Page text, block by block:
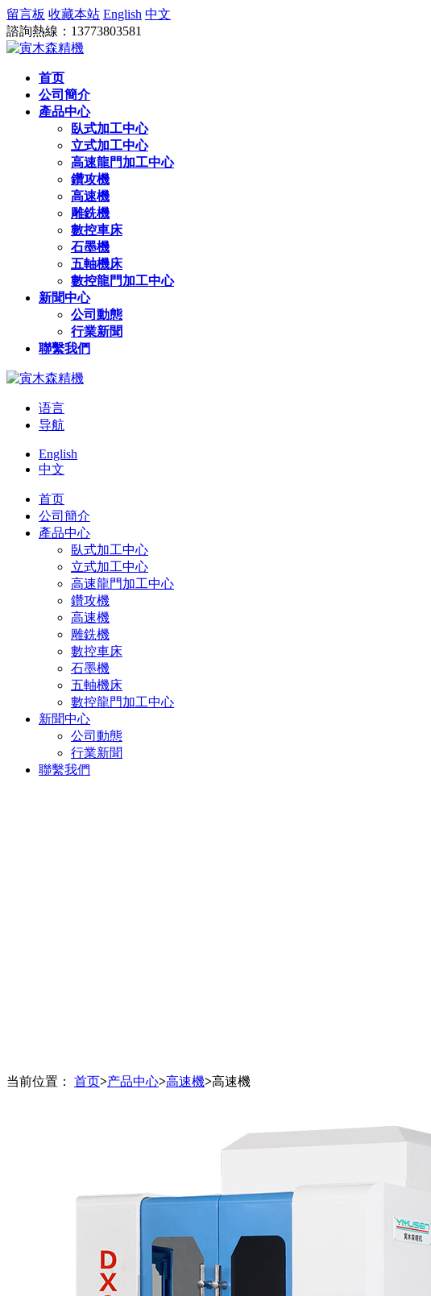
留言板 收藏本站 English 中文
諮詢熱線：13773803581
首页
公司簡介
產品中心
臥式加工中心
立式加工中心
高速龍門加工中心
鑽攻機
高速機
雕銑機
數控車床
石墨機
五軸機床
數控龍門加工中心
新聞中心
公司動態
行業新聞
聯繫我們
语言
导航
English
中文
首页
公司簡介
產品中心
臥式加工中心
立式加工中心
高速龍門加工中心
鑽攻機
高速機
雕銑機
數控車床
石墨機
五軸機床
數控龍門加工中心
新聞中心
公司動態
行業新聞
聯繫我們
当前位置： 首页>产品中心>高速機>高速機